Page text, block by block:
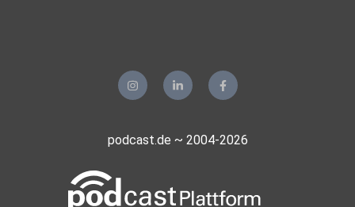
podcast.de ~ 2004-2026